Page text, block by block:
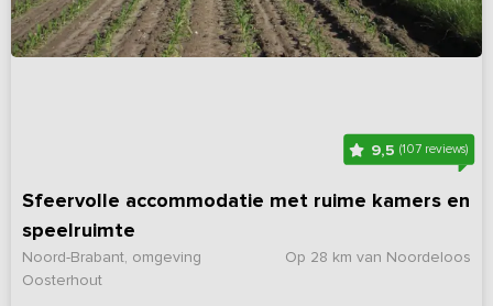
9,5 (107 reviews)
Sfeervolle accommodatie met ruime kamers en
speelruimte
Op 28 km van Noordeloos
Noord-Brabant, omgeving
Oosterhout